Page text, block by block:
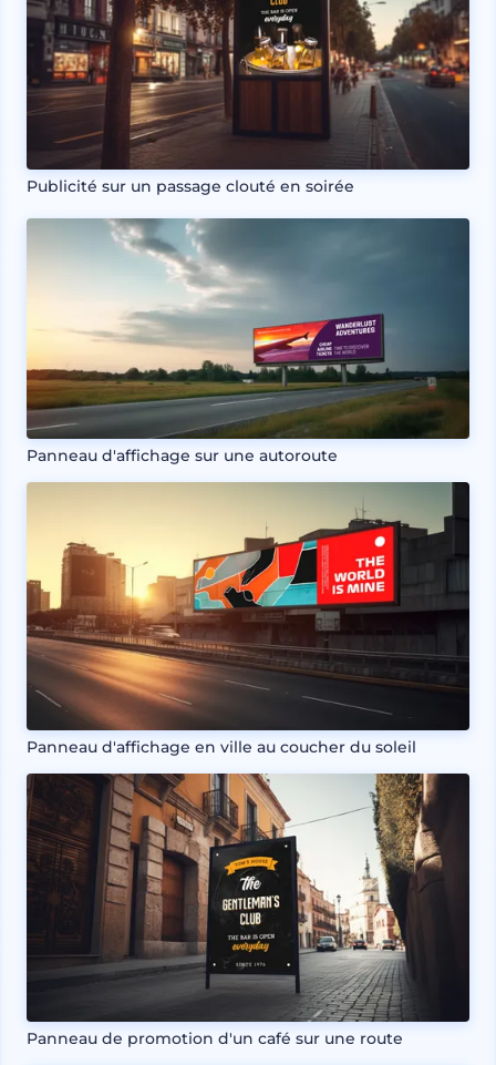
Publicité sur un passage clouté en soirée
Panneau d'affichage sur une autoroute
Panneau d'affichage en ville au coucher du soleil
Panneau de promotion d'un café sur une route